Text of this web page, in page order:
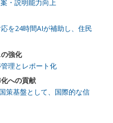
・説明能力向上
を24時間AIが補助し、住民
強化
理とレポート化
への貢献
策基盤として、国際的な信